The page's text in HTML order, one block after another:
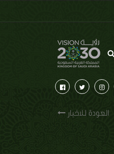
العودة للاخبار